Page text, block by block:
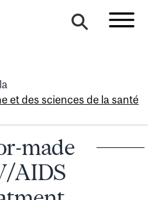
et des sciences de la santé
made
AIDS